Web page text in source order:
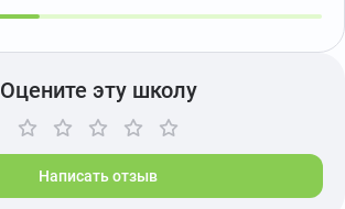
Оцените эту школу
Написать отзыв